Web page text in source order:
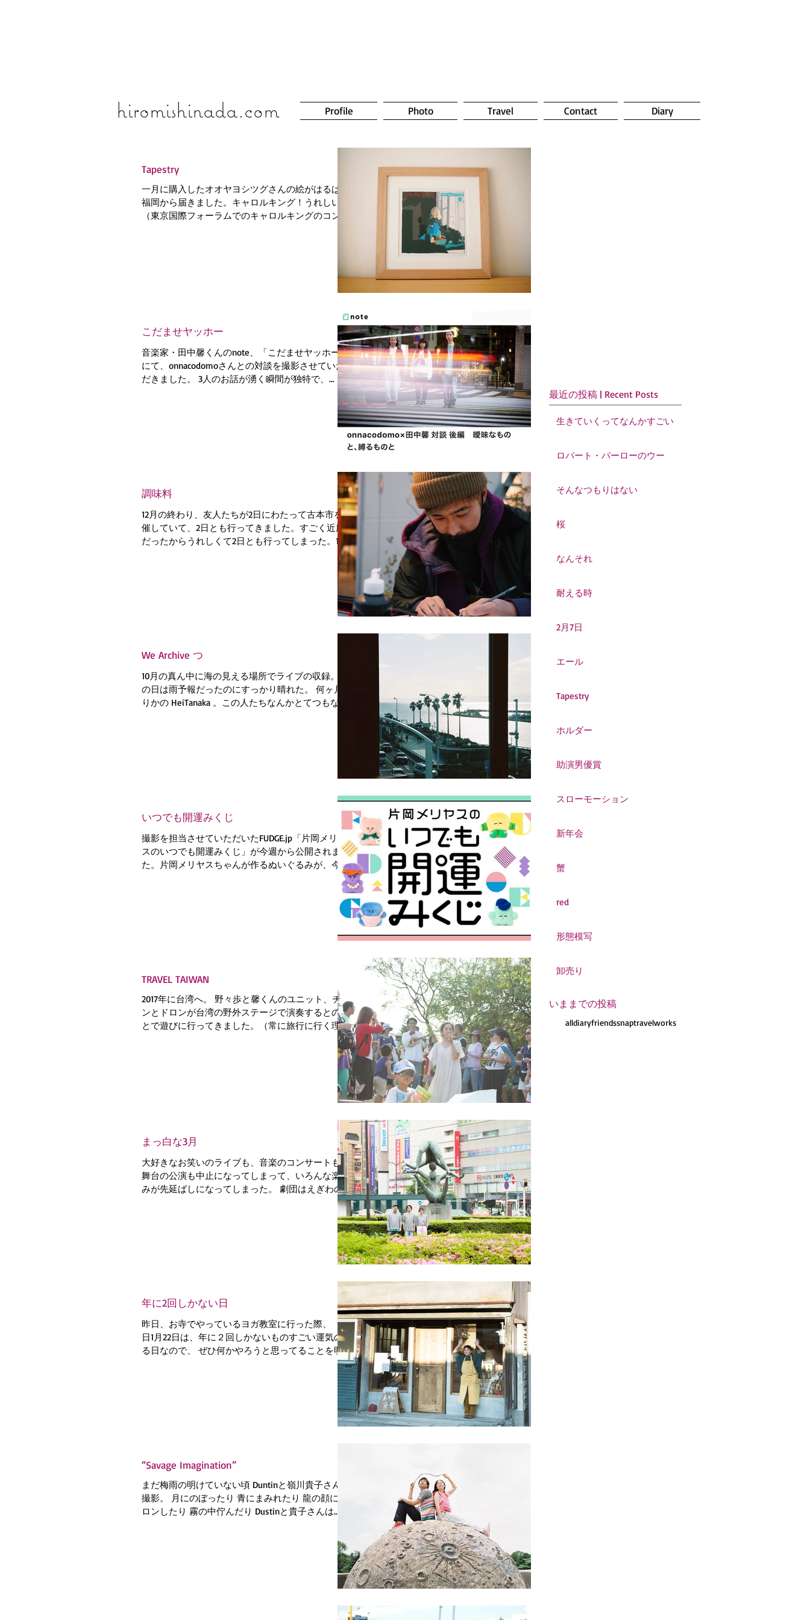
​​​​​​​hiromishinada.com Profile Photo Travel Contact Diary
Tapestry
一月に購入したオオヤヨシツグさんの絵がはるばる
福岡から届きました。キャロルキング！うれしい。
（東京国際フォーラムでのキャロルキングのコンサ
こだませヤッホー
音楽家・田中馨くんのnote、「こだませヤッホー」
にて、onnacodomoさんとの対談を撮影させていた
だきました。 3人のお話が湧く瞬間が独特で、
onnacodomoさんと馨くんが作品を通して呼応して
いる理由がよくわかったし、海の深いところで「イ
調味料
12月の終わり、友人たちが2日にわたって古本市を開
催していて、2日とも行ってきました。すごく近所
だったからうれしくて2日とも行ってしまった。1週
間やってくれたら1週間行っただろうな。 そこに出
店していたイラストレーターの木下ようすけくん
We Archive つ
10月の真ん中に海の見える場所でライブの収録。こ
の日は雨予報だったのにすっかり晴れた。 何ヶ月ぶ
りかの HeiTanaka 。この人たちなんかとてつもない
いつでも開運みくじ
撮影を担当させていただいたFUDGE.jp「片岡メリヤ
スのいつでも開運みくじ」が今週から公開されまし
た。片岡メリヤスちゃんが作るぬいぐるみが、今日
の運勢を教えてくれます。デザインは大平るいちゃ
ん。るいちゃんかわいくしてくれてありがとうー。
TRAVEL TAIWAN
2017年に台湾へ。 野々歩と馨くんのユニット、チリ
ンとドロンが台湾の野外ステージで演奏するとのこ
とで遊びに行ってきました。（常に旅行に行く理由
を探しているので、友達が遠くでなにかやるとかな
ったらすぐ行く） この日は真夏日。立っているだけ
まっ白な3月
大好きなお笑いのライブも、音楽のコンサートも、
舞台の公演も中止になってしまって、いろんな楽し
みが先延ばしになってしまった。 劇団はえぎわの舞
台も楽しみにしていたのにな。今回はhei tanakaの
メンバーが生演奏する舞台。ラジオでもCMが流れ
年に2回しかない日
昨日、お寺でやっているヨガ教室に行った際、 「明
日1月22日は、年に２回しかないものすごい運気のあ
る日なので、 ぜひ何かやろうと思ってることを明日
スタートさせてみてください。」 と言われた。 何
をしようか考えた結果、 ずっとさぼっていた日記を
“Savage Imagination”
まだ梅雨の明けていない頃 Duntinと嶺川貴子さんの
撮影。 月にのぼったり 青にまみれたり 龍の顔にゴ
ロンしたり 霧の中佇んだり Dustinと貴子さんは
最近の投稿 | Recent Posts
生きていくってなんかすごい
ロバート・バーローのウー
そんなつもりはない
桜
なんそれ
耐える時
2月7日
エール
Tapestry
ホルダー
助演男優賞
スローモーション
新年会
蟹
red
形態模写
卸売り
いままでの投稿
alldiaryfriendssnaptravelworks